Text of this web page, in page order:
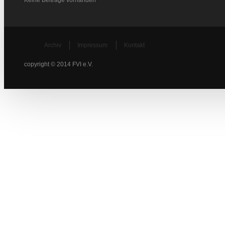
Archiv Impressum Kontakt
copyright © 2014 FVI e.V.